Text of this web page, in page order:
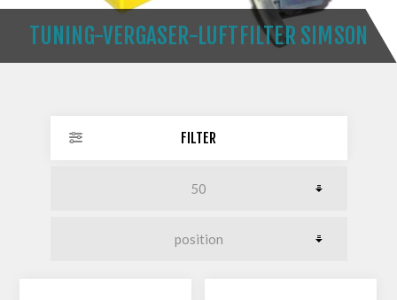
TUNING-VERGASER-LUFTFILTER SIMSON
FILTER